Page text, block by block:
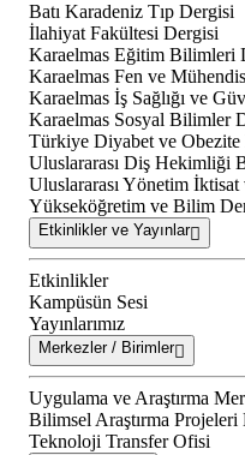
Batı Karadeniz Tıp Dergisi
İlahiyat Fakültesi Dergisi
Karaelmas Eğitim Bilimleri
Karaelmas Fen ve
Karaelmas İş Sağlığı ve
Karaelmas Sosyal Bilimler
Türkiye Diyabet ve Obezite
Uluslararası Diş Hekimliği
Uluslararası Yönetim
Yükseköğretim ve Bilim
Etkinlikler ve Yayınlar
Etkinlikler
Kampüsün Sesi
Yayınlarımız
Merkezler / Birimler
Uygulama ve Araştırma
Bilimsel Araştırma
Teknoloji Transfer Ofisi